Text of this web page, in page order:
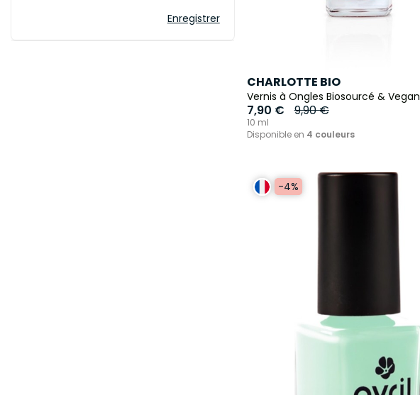
Enregistrer
CHARLOTTE BIO
Vernis à Ongles Biosourcé & Vegan
7,90 € 9,90 €
10 ml
Disponible en 4 couleurs
-4%